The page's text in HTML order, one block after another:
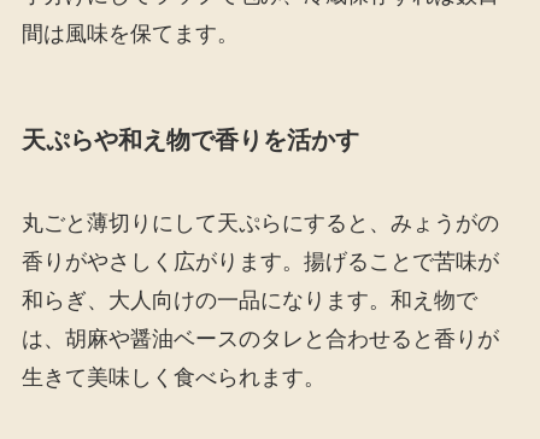
間は風味を保てます。
天ぷらや和え物で香りを活かす
丸ごと薄切りにして天ぷらにすると、みょうがの
香りがやさしく広がります。揚げることで苦味が
和らぎ、大人向けの一品になります。和え物で
は、胡麻や醤油ベースのタレと合わせると香りが
生きて美味しく食べられます。